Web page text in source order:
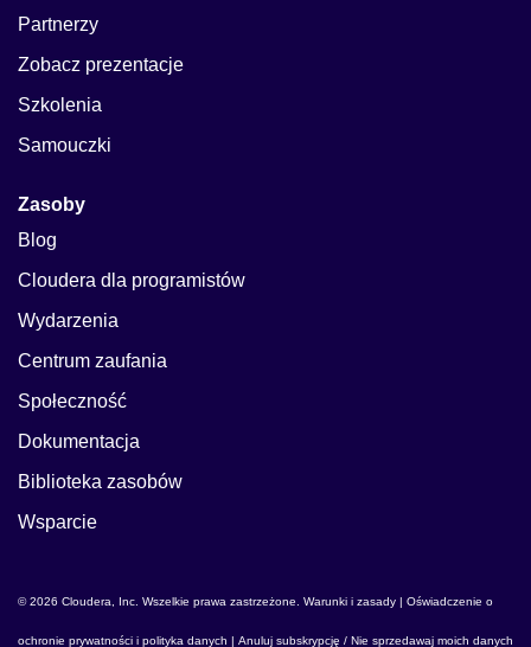
Partnerzy
Zobacz prezentacje
Szkolenia
Samouczki
Zasoby
Blog
Cloudera dla programistów
Wydarzenia
Centrum zaufania
Społeczność
Dokumentacja
Biblioteka zasobów
Wsparcie
© 2026 Cloudera, Inc. Wszelkie prawa zastrzeżone. Warunki i zasady | Oświadczenie o
ochronie prywatności i polityka danych | Anuluj subskrypcję / Nie sprzedawaj moich danych